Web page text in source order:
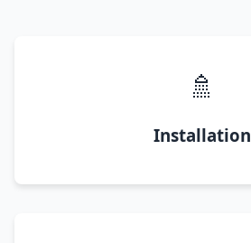
🚿
Installation